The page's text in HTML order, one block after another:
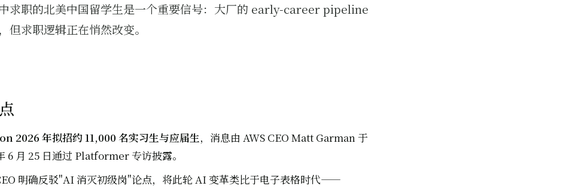
求职的北美中国留学生是一个重要信号：大厂的 early-career pipeline
但求职逻辑正在悄然改变。
2026 年拟招约 11,000 名实习生与应届生，消息由 AWS CEO Matt Garman 于
6 月 25 日通过 Platformer 专访披露。
明确反驳"AI 消灭初级岗"论点，将此轮 AI 变革类比于电子表格时代——